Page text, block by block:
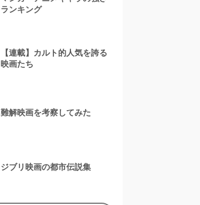
ランキング
【連載】カルト的人気を誇る
映画たち
難解映画を考察してみた
ジブリ映画の都市伝説集